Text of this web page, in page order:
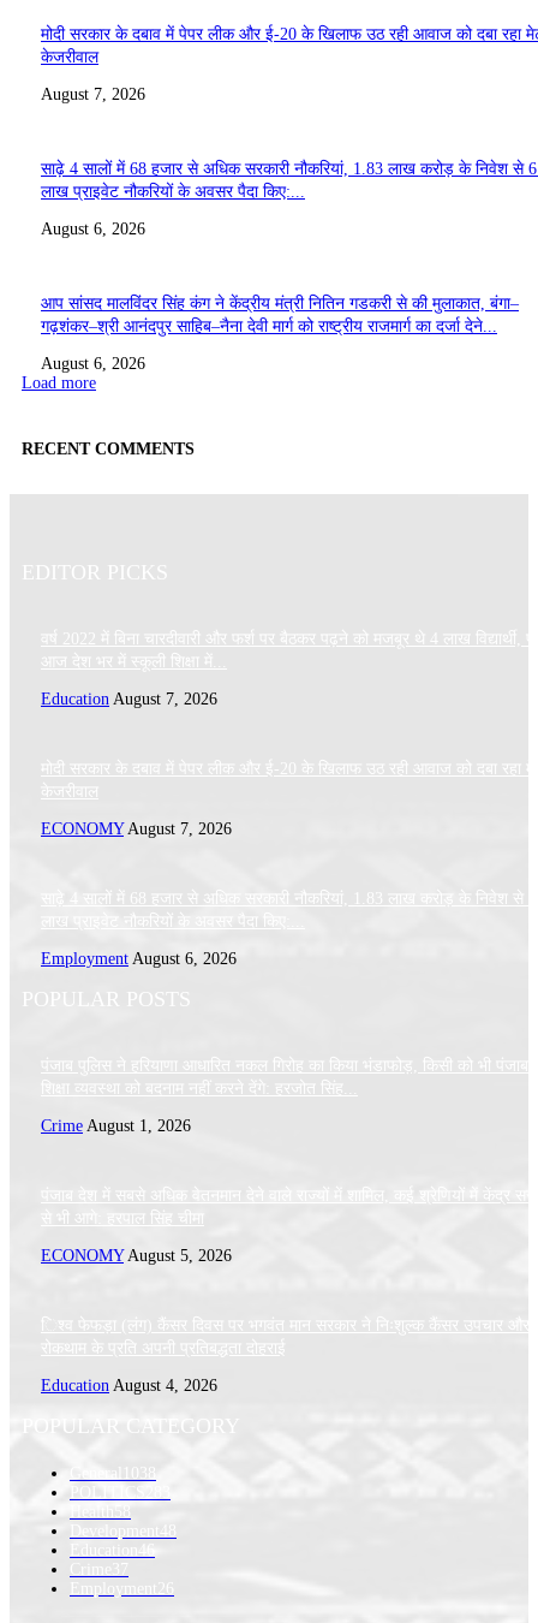
मोदी सरकार के दबाव में पेपर लीक और ई-20 के खिलाफ उठ रही आवाज को दबा रहा
केजरीवाल
August 7, 2026
साढ़े 4 सालों में 68 हजार से अधिक सरकारी नौकरियां, 1.83 लाख करोड़ के निवेश से
लाख प्राइवेट नौकरियों के अवसर पैदा किए:...
August 6, 2026
आप सांसद मालविंदर सिंह कंग ने केंद्रीय मंत्री नितिन गडकरी से की मुलाकात, बंगा–
गढ़शंकर–श्री आनंदपुर साहिब–नैना देवी मार्ग को राष्ट्रीय राजमार्ग का दर्जा देने...
August 6, 2026
Load more
RECENT COMMENTS
EDITOR PICKS
वर्ष 2022 में बिना चारदीवारी और फर्श पर बैठकर पढ़ने को मजबूर थे 4 लाख विद्यार्थी,
आज देश भर में स्कूली शिक्षा में...
Education August 7, 2026
मोदी सरकार के दबाव में पेपर लीक और ई-20 के खिलाफ उठ रही आवाज को दबा रहा
केजरीवाल
ECONOMY August 7, 2026
साढ़े 4 सालों में 68 हजार से अधिक सरकारी नौकरियां, 1.83 लाख करोड़ के निवेश से
लाख प्राइवेट नौकरियों के अवसर पैदा किए:...
Employment August 6, 2026
POPULAR POSTS
पंजाब पुलिस ने हरियाणा आधारित नकल गिरोह का किया भंडाफोड़, किसी को भी पंजाब
शिक्षा व्यवस्था को बदनाम नहीं करने देंगे: हरजोत सिंह...
Crime August 1, 2026
पंजाब देश में सबसे अधिक वेतनमान देने वाले राज्यों में शामिल, कई श्रेणियों में केंद्र
से भी आगे: हरपाल सिंह चीमा
ECONOMY August 5, 2026
िश्व फेफड़ा (लंग) कैंसर दिवस पर भगवंत मान सरकार ने निःशुल्क कैंसर उपचार और
रोकथाम के प्रति अपनी प्रतिबद्धता दोहराई
Education August 4, 2026
POPULAR CATEGORY
General
1038
58
Development 48
Education46
Crime 37
Employment 26